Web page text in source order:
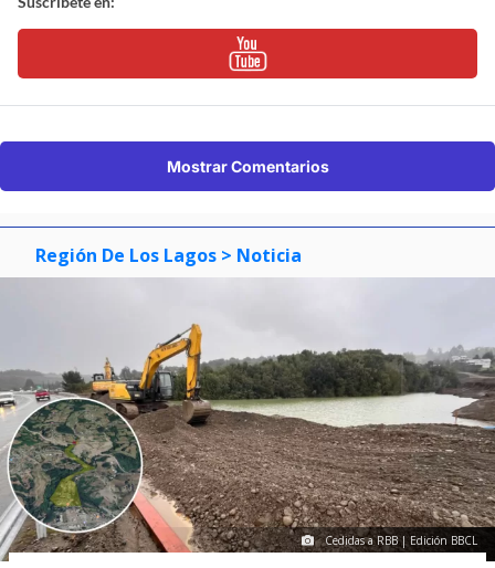
Mostrar Comentarios
Región De Los Lagos > Noticia
Cedidas a RBB | Edición BBCL